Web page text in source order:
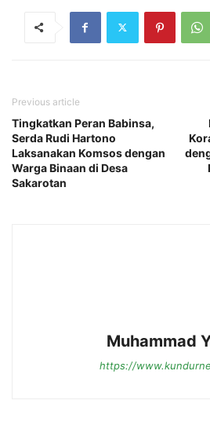
Previous article
Tingkatkan Peran Babinsa,
Serda Rudi Hartono
Laksanakan Komsos dengan
Warga Binaan di Desa
Sakarotan
Muhammad
https://